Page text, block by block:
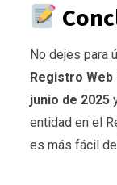
No dejes para
Registro Web
junio de 2025
entidad en el
es más fácil